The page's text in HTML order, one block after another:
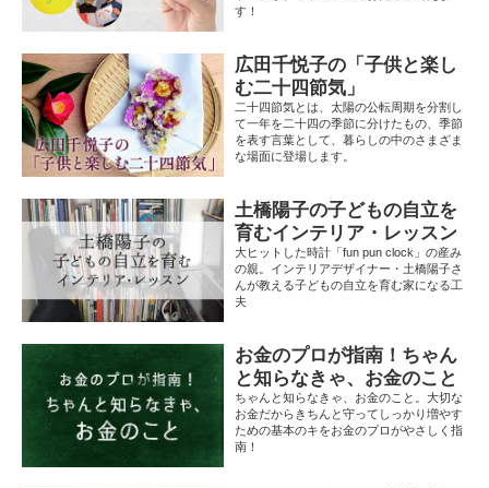
す！
広田千悦子の「子供と楽し
む二十四節気」
二十四節気とは、太陽の公転周期を分割し
て一年を二十四の季節に分けたもの、季節
を表す言葉として、暮らしの中のさまざま
な場面に登場します。
土橋陽子の子どもの自立を
育むインテリア・レッスン
大ヒットした時計「fun pun clock」の産み
の親。インテリアデザイナー・土橋陽子さ
んが教える子どもの自立を育む家になる工
夫
お金のプロが指南！ちゃん
と知らなきゃ、お金のこと
ちゃんと知らなきゃ、お金のこと。大切な
お金だからきちんと守ってしっかり増やす
ための基本のキをお金のプロがやさしく指
南！